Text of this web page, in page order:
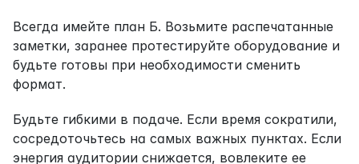
Всегда имейте план Б. Возьмите распечатанные
заметки, заранее протестируйте оборудование и
будьте готовы при необходимости сменить
формат.
Будьте гибкими в подаче. Если время сократили,
сосредоточьтесь на самых важных пунктах. Если
энергия аудитории снижается, вовлеките ее